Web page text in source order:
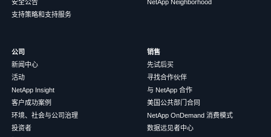
安全公告
支持策略和支持服务
NetApp Neighborhood
公司
新闻中心
活动
NetApp Insight
客户成功案例
环境、社会与公司治理
投资者
销售
先试后买
寻找合作伙伴
与 NetApp 合作
美国公共部门合同
NetApp OnDemand 消费模式
数据远见者中心